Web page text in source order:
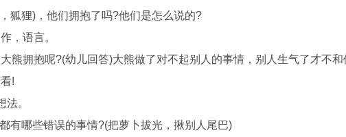
狸)，他们拥抱了吗?他们是怎么说的?
，语言。
拥抱呢?(幼儿回答)大熊做了对不起别人的事情，别人生气了才不和
!
。
哪些错误的事情?(把萝卜拔光，揪别人尾巴)